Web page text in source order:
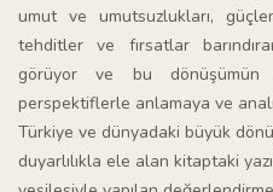
umut ve umutsuzlukları,
tehditler ve fırsatlar
görüyor ve bu
perspektiflerle anlamaya ve
Türkiye ve dünyadaki büyük
duyarlılıkla ele alan kitaptaki